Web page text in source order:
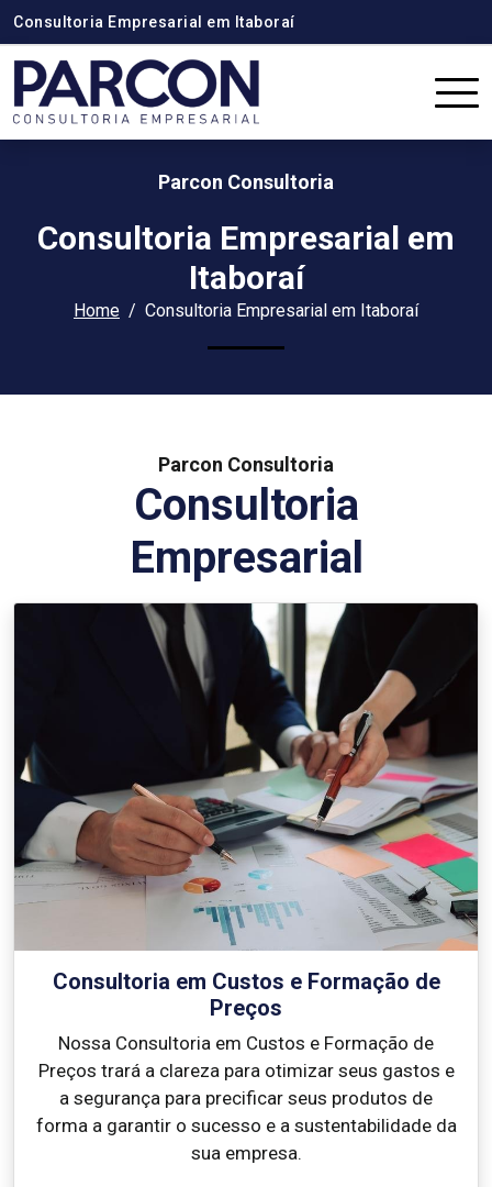
Consultoria Empresarial em Itaboraí
Parcon Consultoria
Consultoria Empresarial em
Itaboraí
Home Consultoria Empresarial em Itaboraí
Parcon Consultoria
Consultoria
Empresarial
Consultoria em Custos e Formação de
Preços
Nossa Consultoria em Custos e Formação de
Preços trará a clareza para otimizar seus gastos e
a segurança para precificar seus produtos de
forma a garantir o sucesso e a sustentabilidade da
sua empresa.